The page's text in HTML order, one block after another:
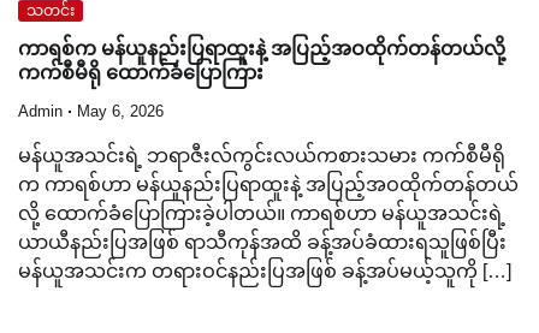
သတင်း
ကာရစ်က မန်ယူနည်းပြရာထူးနဲ့ အပြည့်အဝထိုက်တန်တယ်လို့
ကက်စီမီရို ထောက်ခံပြောကြား
Admin May 6, 2026
မန်ယူအသင်းရဲ့ ဘရာဇီးလ်ကွင်းလယ်ကစားသမား ကက်စီမီရို
က ကာရစ်ဟာ မန်ယူနည်းပြရာထူးနဲ့ အပြည့်အဝထိုက်တန်တယ်
လို့ ထောက်ခံပြောကြားခဲ့ပါတယ်။ ကာရစ်ဟာ မန်ယူအသင်းရဲ့
ယာယီနည်းပြအဖြစ် ရာသီကုန်အထိ ခန့်အပ်ခံထားရသူဖြစ်ပြီး
မန်ယူအသင်းက တရားဝင်နည်းပြအဖြစ် ခန့်အပ်မယ့်သူကို […]